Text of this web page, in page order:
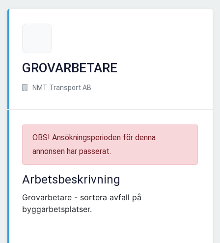
GROVARBETARE
NMT Transport AB
OBS! Ansökningsperioden för denna
annonsen har passerat.
Arbetsbeskrivning
Grovarbetare - sortera avfall på
byggarbetsplatser.